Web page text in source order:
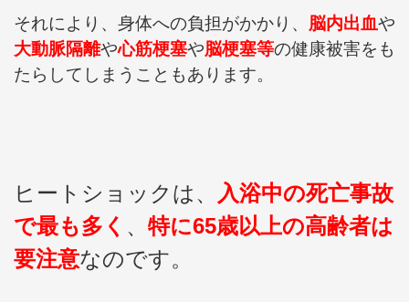
それにより、身体への負担がかかり、 脳内出血や
大動脈隔離や心筋梗塞や脳梗塞等の健康被害をも
たらしてしまうこともあります。
ヒートショックは、
入浴中の死亡事故
で最も多 く 、 特に65歳以上の高齢者は
要注意なのです。